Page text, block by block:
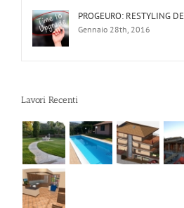
PROGEURO: RESTYLING
Gennaio 28th, 2016
Lavori Recenti